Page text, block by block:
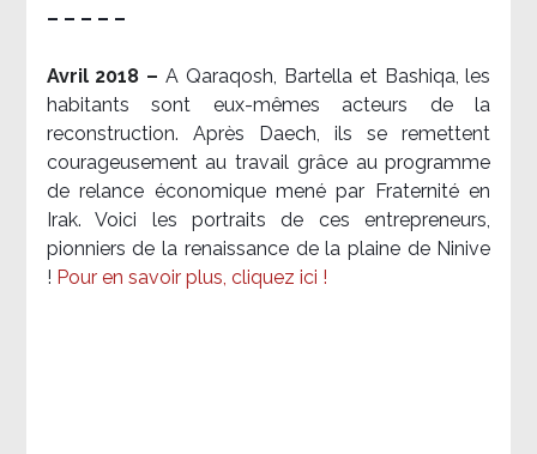
– – – – –
Avril 2018 –A Qaraqosh, Bartella et Bashiqa, les
habitants sont eux-mêmes acteurs de la
reconstruction. Après Daech, ils se remettent
courageusement au travail grâce au programme
de relance économique mené par Fraternité en
Irak. Voici les portraits de ces entrepreneurs,
pionniers de la renaissance de la plaine de Ninive
! Pour en savoir plus, cliquez ici !